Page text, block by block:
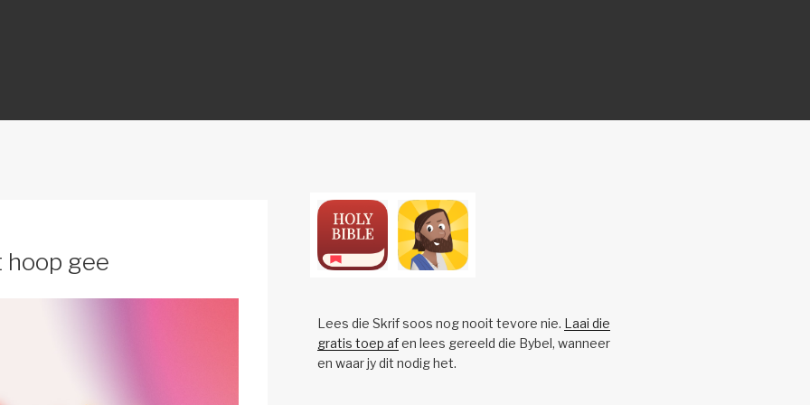
hoop gee
Lees die Skrif soos nog nooit tevore nie. Laai die
gratis toep afen lees gereeld die Bybel, wanneer
en waar jy dit nodig het.